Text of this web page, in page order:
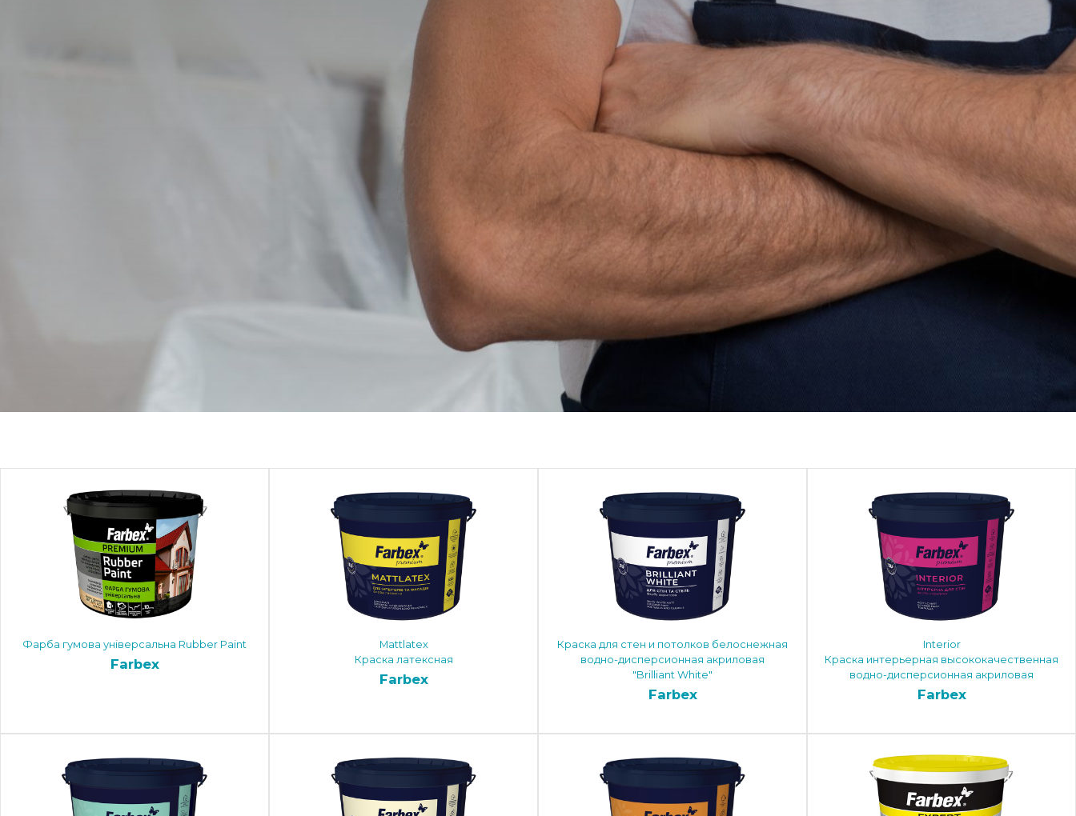
Фарба гумова універсальна Rubber Paint
Farbex
Mattlatex
Краска латексная
Farbex
Краска для стен и потолков белоснежная
водно-дисперсионная акриловая
"Brilliant White"
Farbex
Interior
Краска интерьерная высококачественная
водно-дисперсионная акриловая
Farbex